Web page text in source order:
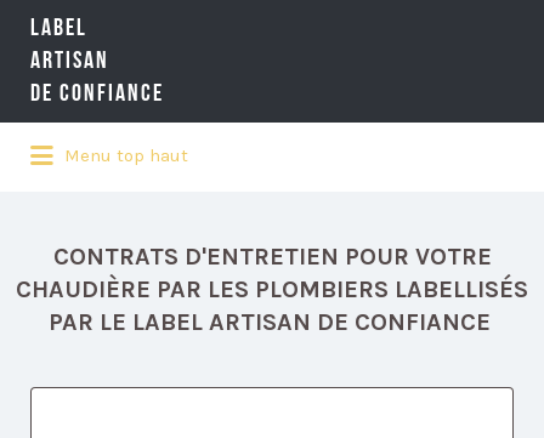
LABEL
ARTISAN
DE CONFIANCE
LA RÉFÉRENCE QUALITÉ NATIONALE
Rechercher:
Menu top haut
CONTRATS D'ENTRETIEN POUR VOTRE
CHAUDIÈRE PAR LES PLOMBIERS LABELLISÉS
PAR LE LABEL ARTISAN DE CONFIANCE